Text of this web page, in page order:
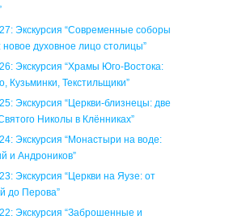
Экскурсия “Современные соборы
новое духовное лицо столицы”
Экскурсия “Храмы Юго-Востока:
Кузьминки, Текстильщики”
Экскурсия “Церкви-близнецы: две
Николы в Клённиках”
Экскурсия “Монастыри на воде:
и Андроников”
Экскурсия “Церкви на Яузе: от
до Перова”
Экскурсия “Заброшенные и